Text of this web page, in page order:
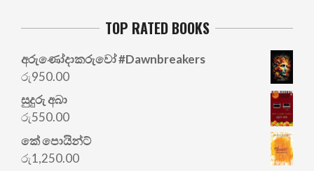
TOP RATED BOOKS
අරු‍ණෝදාකරුවෝ #Dawnbreakers
රු950.00
සුදුරු අබා
රු550.00
කේ පොයින්ට්
රු1,250.00